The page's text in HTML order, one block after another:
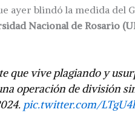
ayer blindó la medida del
Nacional de Rosario
que vive plagiando y
operación de división
pic.twitter.com/